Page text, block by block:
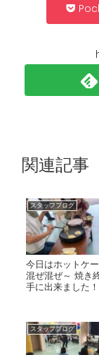
関連記事
スタッフブログ
今日はホットケーキ作りを
混ぜ混ぜ～ 焼き終わったらトッピングはお好みで✨ とっても上
手に出来ました！
スタッフブログ